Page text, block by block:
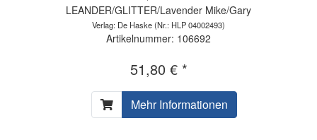
LEANDER/GLITTER/Lavender Mike/Gary
Verlag: De Haske(Nr.: HLP 04002493)
Artikelnummer: 106692
51,80 € *
Mehr Informationen